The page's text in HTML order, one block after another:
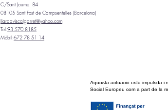
C/Sant Jaume. 84
08105 Sant Fost de Campsentelles (Barcelona)
llardaviscalgarret@yahoo.com
Tel:93 570 8185
Mòbil:672 78 51 14
Aquesta actuació està impulsda i
Social Europeu com a part de la